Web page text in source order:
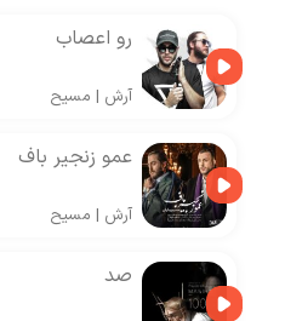
رو اعصاب
آرش | مسیح
عمو زنجیر باف
آرش | مسیح
صد